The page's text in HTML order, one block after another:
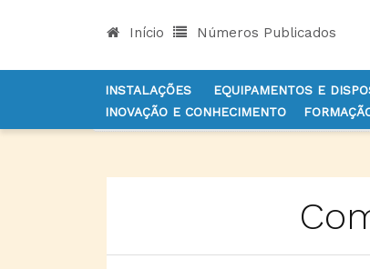
Início Números Publicados
INSTALAÇÕES EQUIPAMENTOS E
INOVAÇÃO E CONHECIMENTO
INÍCIO COMPRAR REVISTA, NÚMERO